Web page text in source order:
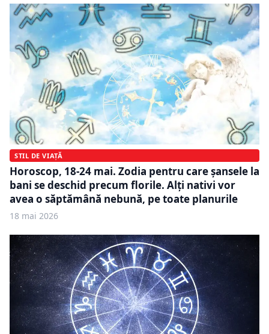
STIL DE VIAȚĂ
Horoscop, 18-24 mai. Zodia pentru care șansele la
bani se deschid precum florile. Alți nativi vor
avea o săptămână nebună, pe toate planurile
18 mai 2026